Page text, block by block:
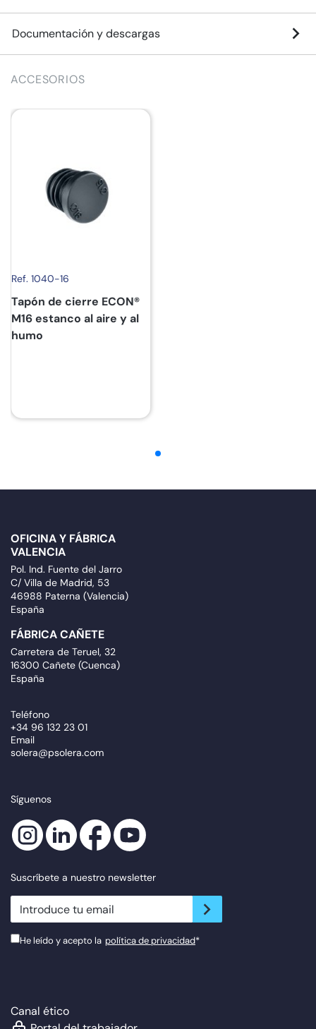
Documentación y descargas
ACCESORIOS
Ref. 1040-16
Tapón de cierre ECON®
M16 estanco al aire y al
humo
OFICINA Y FÁBRICA
VALENCIA
Pol. Ind. Fuente del Jarro
C/ Villa de Madrid, 53
46988 Paterna (Valencia)
España
FÁBRICA CAÑETE
Carretera de Teruel, 32
16300 Cañete (Cuenca)
España
Teléfono
+34 96 132 23 01
Email
solera@psolera.com
Síguenos
Suscríbete a nuestro newsletter
newsletter.suscribe
He leído y acepto la política de privacidad*
Canal ético